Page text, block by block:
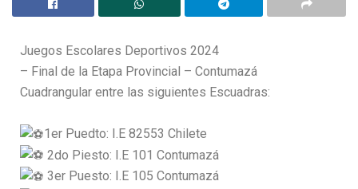
Juegos Escolares Deportivos 2024
– Final de la Etapa Provincial – Contumazá
Cuadrangular entre las siguientes Escuadras:
1er Puedto: I.E 82553 Chilete
2do Piesto: I.E 101 Contumazá
3er Puesto: I.E 105 Contumazá